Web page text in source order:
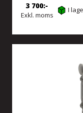
Exkl. moms
3 700 I